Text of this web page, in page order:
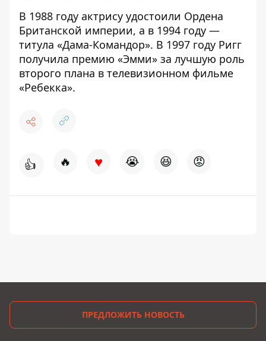
В 1988 году актрису удостоили Ордена
Британской империи, а в 1994 году —
титула «Дама-Командор». В 1997 году Ригг
получила премию «Эмми» за лучшую роль
второго плана в телевизионном фильме
«Ребекка».
👍 🔥 ♥ 😭 😆 😡
ПРЕДЛОЖИТЬ НОВОСТЬ